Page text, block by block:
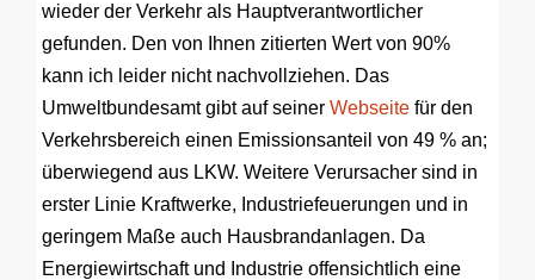
wieder der Verkehr als Hauptverantwortlicher
gefunden. Den von Ihnen zitierten Wert von 90%
kann ich leider nicht nachvollziehen. Das
Umweltbundesamt gibt auf seiner Webseite für den
Verkehrsbereich einen Emissionsanteil von 49 % an;
überwiegend aus LKW. Weitere Verursacher sind in
erster Linie Kraftwerke, Industriefeuerungen und in
geringem Maße auch Hausbrandanlagen. Da
Energiewirtschaft und Industrie offensichtlich eine